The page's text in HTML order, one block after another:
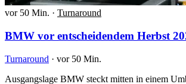
vor 50 Min. · Turnaround
BMW vor entscheidendem Herbst
Turnaround · vor 50 Min.
Ausgangslage BMW steckt mitten in einem